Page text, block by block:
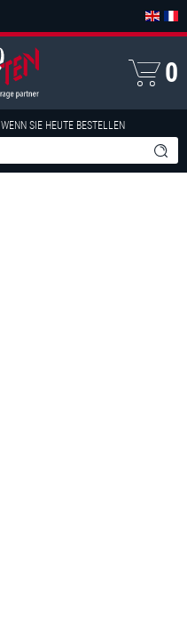
WENN SIE HEUTE BESTELLEN
0